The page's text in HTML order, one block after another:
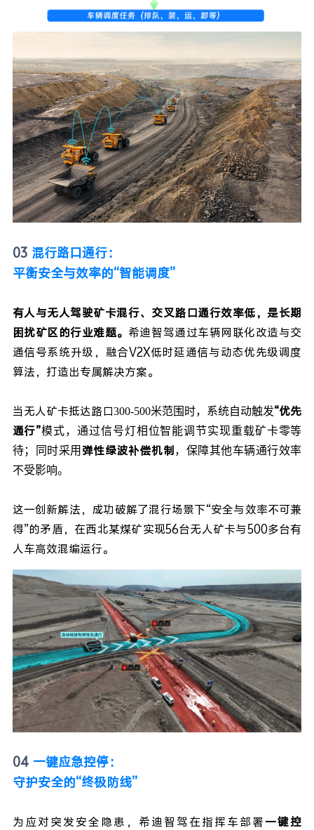
03 混行路口通行：
平衡安全与效率的“智能调度”
有人与无人驾驶矿卡混行、交叉路口通行效率低，是长期
困扰矿区的行业难题。 希迪智驾通过车辆网联化改造与交
通信号系统升级，融合V2X低时延通信与动态优先级调度
算法，打造出专属解决方案。
当无人矿卡抵达路口300-500米范围时，系统自动触发“优先
通行”模式，通过信号灯相位智能调节实现重载矿卡零等
待；同时采用 弹性绿波补偿机制 ，保障其他车辆通行效率
不受影响。
这一创新解法，成功破解了混行场景下“安全与效率不可兼
得”的矛盾，在西北某煤矿实现56台无人矿卡与500多台有
人车高效混编运行。
04 一键应急控停：
守护安全的“终极防线”
为应对突发安全隐患，希迪智驾在指挥车部署一键控